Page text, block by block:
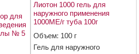
для
№ 5
Лиотон 1000 гель для
наружного применения
1000МЕ/г туба 100г
Объем: 100 г
Гель для наружного